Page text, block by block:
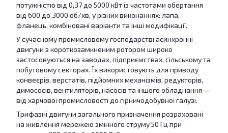
потужністю від 0,37 до 5000 кВт із частотами обертання
від 600 до 3000 об/хв, у різних виконаннях: лапа,
фланець, комбіновані варіанти та інші модифікації.
У сучасному промисловому господарстві асинхронні
двигуни з короткозамкненим ротором широко
застосовуються на заводах, підприємствах, сільському та
побутовому секторах. Їх використовують для приводу
конвеєрів, верстатів, підйомних механізмів, редукторів,
димососів, вентиляторів, насосів та іншого обладнання —
від харчової промисловості до гірничодобувної галузі.
Трифазні двигуни загального призначення розраховані
на живлення мережею змінного струму 50 Гц при